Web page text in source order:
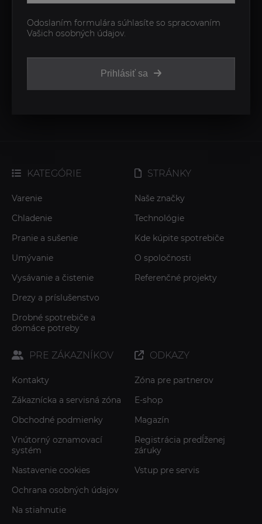
Prihlásiť sa
Odoslaním formulára súhlasíte so spracovaním
Vašich osobných údajov.
KATEGÓRIE
Varenie
Chladenie
Pranie a sušenie
Umývanie
Vysávanie a čistenie
Drezy a príslušenstvo
Drobné spotrebiče a
domáce potreby
STRÁNKY
Naše značky
Technológie
Kde kúpite spotrebiče
O spoločnosti
Referenčné projekty
PRE ZÁKAZNÍKOV
Kontakty
Zákaznícka a servisná zóna
Obchodné podmienky
Vnútorný oznamovací
systém
Nastavenie cookies
Ochrana osobných údajov
Na stiahnutie
ODKAZY
Zóna pre partnerov
E-shop
Magazín
Registrácia predĺženej
záruky
Vstup pre servis